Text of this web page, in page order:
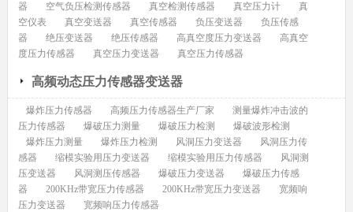
器
空气负压检测传感器 真空检测传感器 真空压力计
真
空仪表
真空变送器 真空传感器 负压变送器
负压传感
器
绝压变送器 绝压传感器 高真空度压力变送器
高真空
度压力传感器
真空压力变送器 真空压力传感器
高频动态压力传感器变送器
爆炸压力传感器 高频压力传感器生产厂家
测量爆炸冲击波的
压力传感器
爆破压力测量 爆破压力检测
爆破波形检测
爆炸压力测量
爆炸压力检测 风洞压力变送器
风洞压力传
感器
缩模实验用压力变送器 缩模实验用压力传感器
风洞测
压变送器
风洞测压传感器 爆破压力变送器
爆破压力传感
器
200KHz带宽压力传感器 200KHz带宽压力变送器
宽频响
压力变送器
宽频响压力传感器